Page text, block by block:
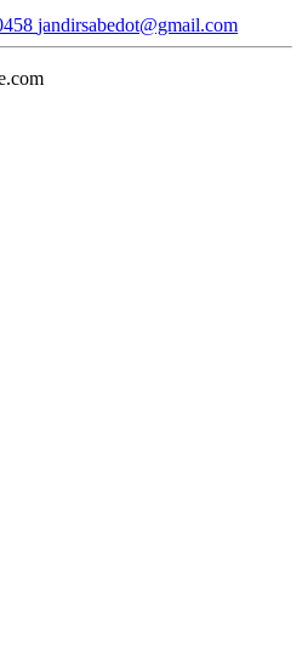
jandirsabedot@gmail.com